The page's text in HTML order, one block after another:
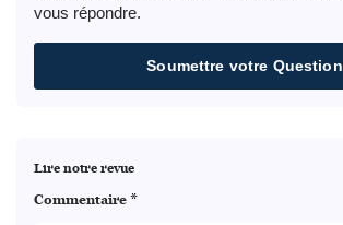
vous répondre.
Soumettre votre Question
Lire notre revue
Commentaire*